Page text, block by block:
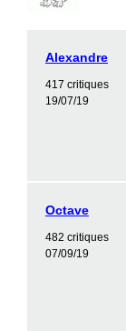
Alexandre
417 critiques
19/07/19
Octave
482 critiques
07/09/19